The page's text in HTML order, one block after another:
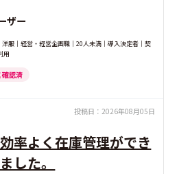
ザー
洋服｜経営・経営企画職｜20人未満｜導入決定者｜契
用
確認済
投稿日： 2026年08月05日
率よく在庫管理ができ
した。